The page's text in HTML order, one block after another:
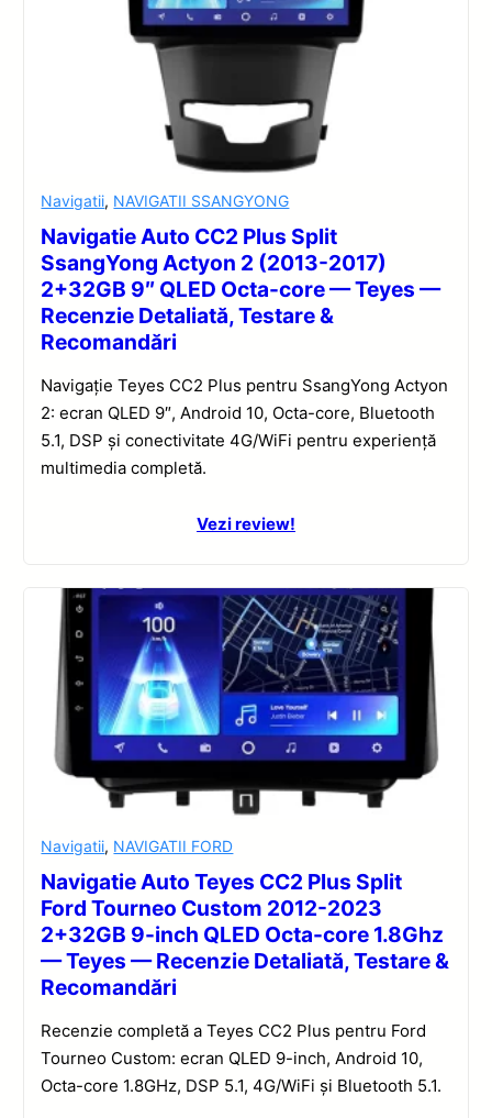
Navigatii, NAVIGATII SSANGYONG
Navigatie Auto CC2 Plus Split
SsangYong Actyon 2 (2013-2017)
2+32GB 9″ QLED Octa-core — Teyes —
Recenzie Detaliată, Testare &
Recomandări
Navigație Teyes CC2 Plus pentru SsangYong Actyon
2: ecran QLED 9″, Android 10, Octa-core, Bluetooth
5.1, DSP și conectivitate 4G/WiFi pentru experiență
multimedia completă.
Vezi review!
Navigatii, NAVIGATII FORD
Navigatie Auto Teyes CC2 Plus Split
Ford Tourneo Custom 2012-2023
2+32GB 9-inch QLED Octa-core 1.8Ghz
— Teyes — Recenzie Detaliată, Testare &
Recomandări
Recenzie completă a Teyes CC2 Plus pentru Ford
Tourneo Custom: ecran QLED 9-inch, Android 10,
Octa-core 1.8GHz, DSP 5.1, 4G/WiFi și Bluetooth 5.1.